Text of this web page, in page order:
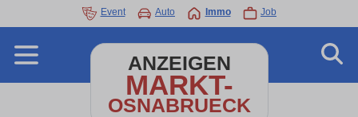
Event Auto Immo Job
ANZEIGEN
MARKT-
OSNABRUECK